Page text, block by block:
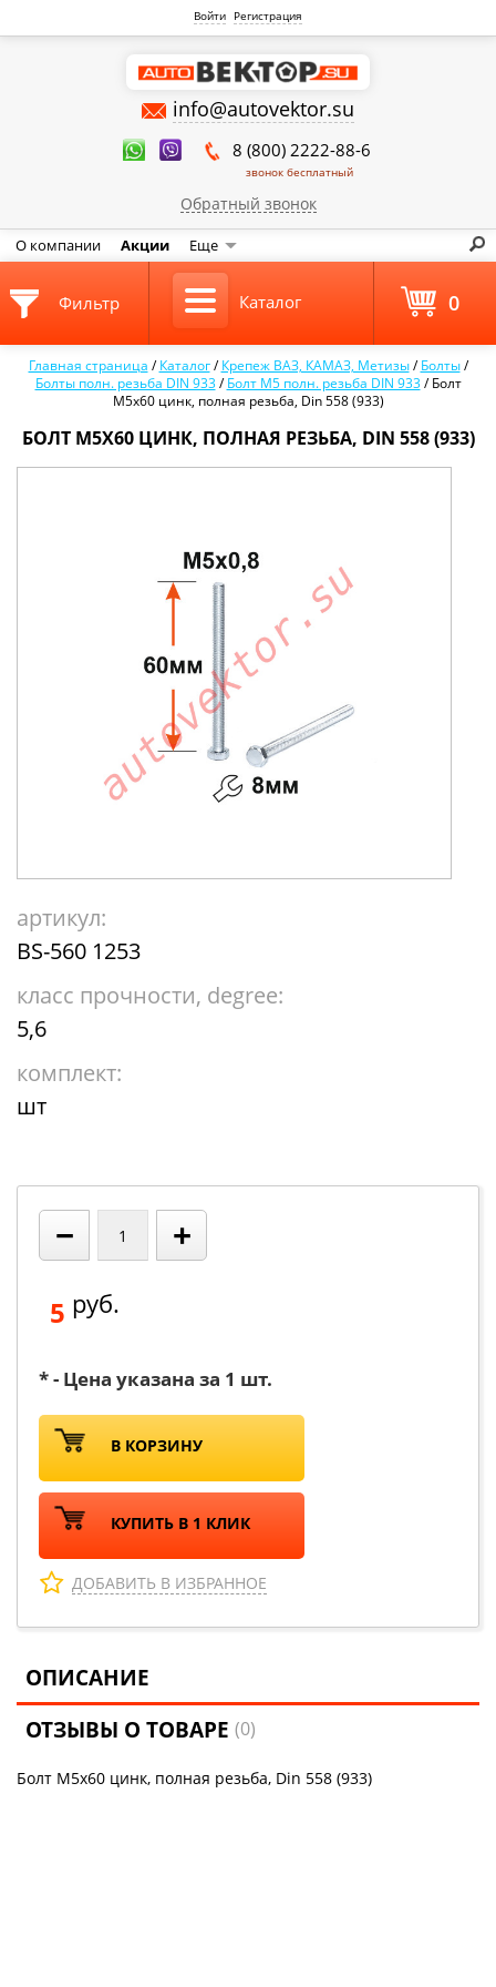
Войти Регистрация
info@autovektor.su
8 (800) 2222-88-6
звонок бесплатный
Обратный звонок
О компании Акции Еще
Главная страница /Каталог /Крепеж ВАЗ, КАМАЗ, Метизы /Болты /
Болты полн. резьба DIN 933 /Болт М5 полн. резьба DIN 933 /Болт
М5х60 цинк, полная резьба, Din 558 (933)
БОЛТ М5Х60 ЦИНК, ПОЛНАЯ РЕЗЬБА, DIN 558 (933)
артикул:
BS-560 1253
класс прочности, degree:
5,6
комплект:
шт
− +
5 руб.
* - Цена указана за 1 шт.
В КОРЗИНУ
КУПИТЬ В 1 КЛИК
ДОБАВИТЬ В ИЗБРАННОЕ
ОПИСАНИЕ
ОТЗЫВЫ О ТОВАРЕ(0)
Болт М5х60 цинк, полная резьба, Din 558 (933)
Фильтр Каталог 0